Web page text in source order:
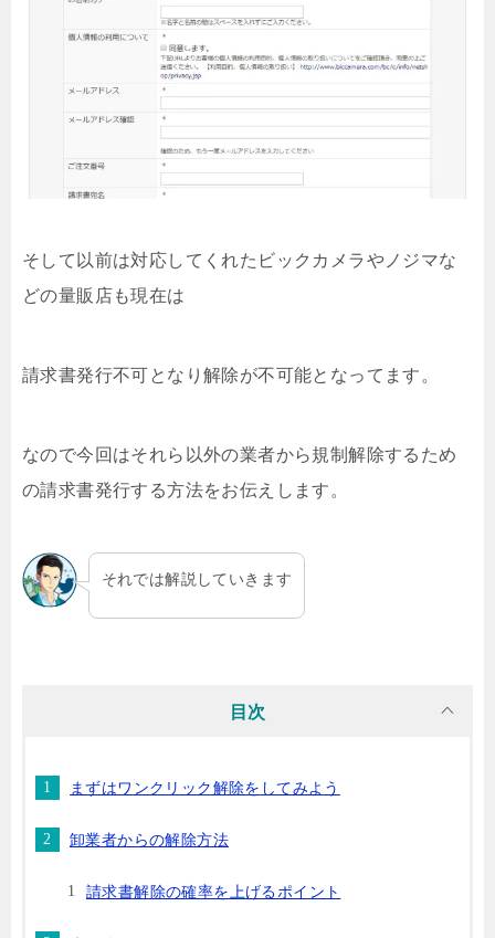
そして以前は対応してくれたビックカメラやノジマな
どの量販店も現在は
請求書発行不可となり解除が不可能となってます。
なので今回はそれら以外の業者から規制解除するため
の請求書発行する方法をお伝えします。
それでは解説していきます
目次
まずはワンクリック解除をしてみよう
卸業者からの解除方法
請求書解除の確率を上げるポイント